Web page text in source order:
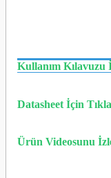
Kullanım Kılavuzu
Datasheet İçin
Ürün Videosunu